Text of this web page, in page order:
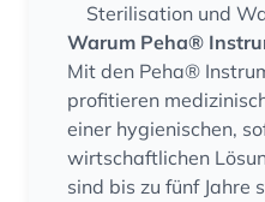
Sterilisation und
Warum Peha®
Mit den Peha®
profitieren
einer hygienischen,
wirtschaftlichen
sind bis zu fünf Jahre